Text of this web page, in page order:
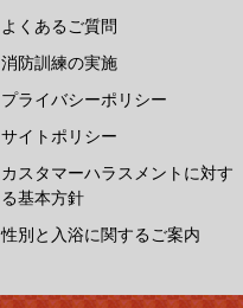
よくあるご質問
消防訓練の実施
プライバシーポリシー
サイトポリシー
カスタマーハラスメントに対す
る基本方針
性別と入浴に関するご案内